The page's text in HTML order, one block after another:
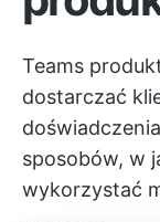
Teams
dostarczać
sposobów, w
wykorzystać